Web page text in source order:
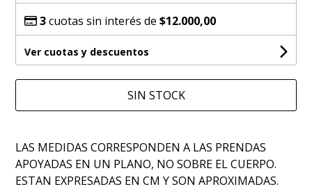
3cuotas sin interés de$12.000,00
Ver cuotas y descuentos
SIN STOCK
LAS MEDIDAS CORRESPONDEN A LAS PRENDAS
APOYADAS EN UN PLANO, NO SOBRE EL CUERPO.
ESTAN EXPRESADAS EN CM Y SON APROXIMADAS.